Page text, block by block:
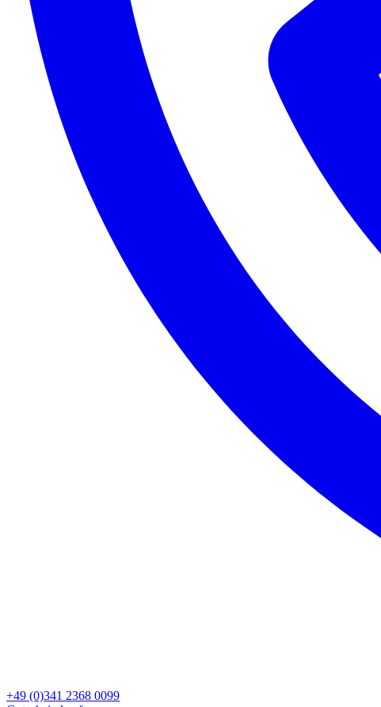
+49 (0)341 2368 0099